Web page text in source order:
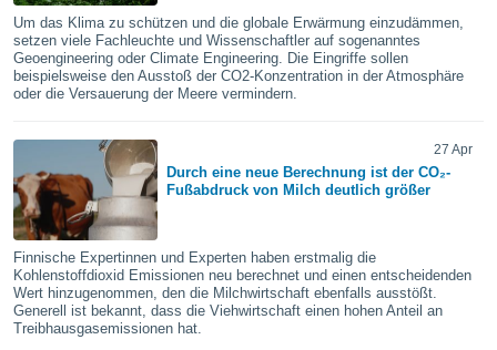
können
von
und
auf
Sie
Um das Klima zu schützen und die globale Erwärmung einzudämmen,
setzen viele Fachleuchte und Wissenschaftler auf sogenanntes
Geoengineering oder Climate Engineering. Die Eingriffe sollen
beispielsweise den Ausstoß der CO2-Konzentration in der Atmosphäre
oder die Versauerung der Meere vermindern.
27 Apr
Durch eine neue Berechnung ist der CO₂-
Fußabdruck von Milch deutlich größer
Finnische Expertinnen und Experten haben erstmalig die
Kohlenstoffdioxid Emissionen neu berechnet und einen entscheidenden
Wert hinzugenommen, den die Milchwirtschaft ebenfalls ausstößt.
Generell ist bekannt, dass die Viehwirtschaft einen hohen Anteil an
Treibhausgasemissionen hat.